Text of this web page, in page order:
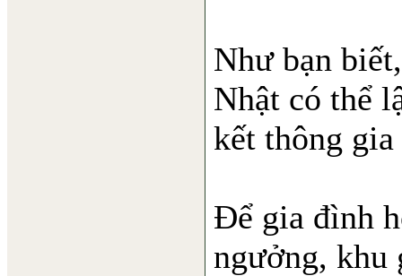
Như bạn
Nhật có thể
kết thông
Để gia đình
ngưởng, khu